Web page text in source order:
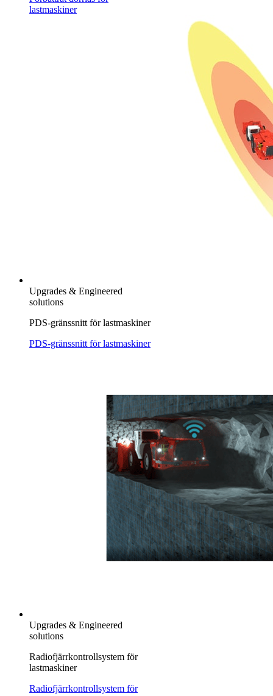
lastmaskiner
Upgrades & Engineered
solutions
PDS-gränssnitt för lastmaskiner
PDS-gränssnitt för lastmaskiner
Upgrades & Engineered
solutions
Radiofjärrkontrollsystem för
lastmaskiner
Radiofjärrkontrollsystem för